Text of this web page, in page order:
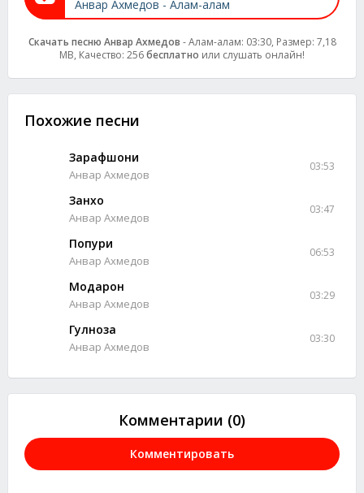
Анвар Ахмедов - Алам-алам
Скачать песню Анвар Ахмедов - Алам-алам: 03:30, Размер: 7,18
MB, Качество: 256бесплатно или слушать онлайн!
Похожие песни
Зарафшони
Анвар Ахмедов
03:53
Занхо
Анвар Ахмедов
03:47
Попури
Анвар Ахмедов
06:53
Модарон
Анвар Ахмедов
03:29
Гулноза
Анвар Ахмедов
03:30
Комментарии (0)
Комментировать